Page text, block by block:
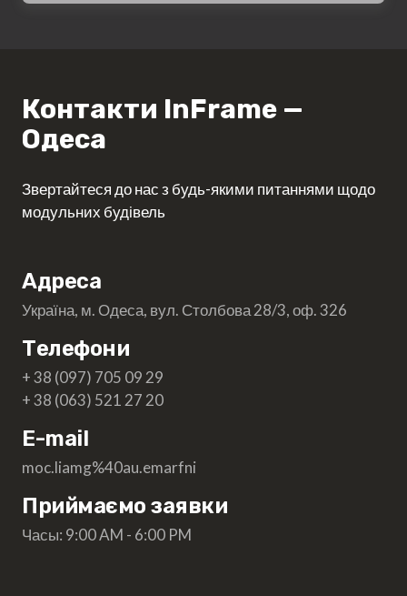
Контакти InFrame —
Одеса
Звертайтеся до нас з будь-якими питаннями щодо
модульних будівель
Адреса
Україна, м. Одеса, вул. Столбова 28/3, оф. 326
Телефони
+ 38 (097) 705 09 29
+ 38 (063) 521 27 20
E-mail
moc.liamg%40au.emarfni
Приймаємо заявки
Часы: 9:00 AM - 6:00 PM